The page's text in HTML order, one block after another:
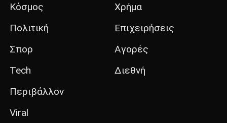
Κόσμος
Πολιτική
Σπορ
Tech
Περιβάλλον
Viral
Χρήμα
Επιχειρήσεις
Αγορές
Διεθνή